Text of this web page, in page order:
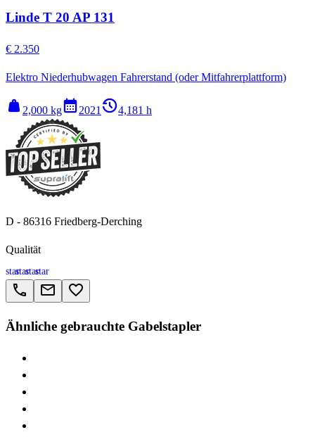
Linde T 20 AP 131
€ 2.350
Elektro Niederhubwagen Fahrerstand (oder Mitfahrerplattform)
weight 2,000 kgcalendar_month2021 history_24,181 h
D - 86316 Friedberg-Derching
Qualität
starstarstarstar
call email favorite_border
Ähnliche gebrauchte Gabelstapler